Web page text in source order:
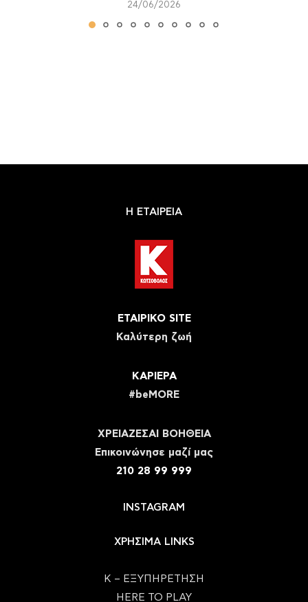
24/06/2026
Η ΕΤΑΙΡΕΙΑ
ΕΤΑΙΡΙΚΟ SITE
Καλύτερη ζωή
ΚΑΡΙΕΡΑ
#beMORE
ΧΡΕΙΑΖΕΣΑΙ ΒΟΗΘΕΙΑ
Eπικοινώνησε μαζί μας
210 28 99 999
INSTAGRAM
ΧΡΗΣΙΜΑ LINKS
Κ – ΕΞΥΠΗΡΕΤΗΣΗ
HERE TO PLAY